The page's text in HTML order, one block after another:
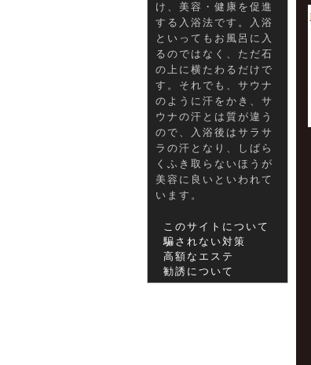
け、美容・健康を促進
する入浴法です。入浴
といってもお風呂に入
るのではなく、ただ石
の上に横たわるだけで
す。それでも、サウナ
のように汗をかき、サ
ウナの汗とは質が違う
ので、入浴後はサラサ
ラの汗となり、しばら
くふき取らないほうが
美容に良いといわれて
います。
このサイトについて
騙されない対策
高額なエステ
勧誘について